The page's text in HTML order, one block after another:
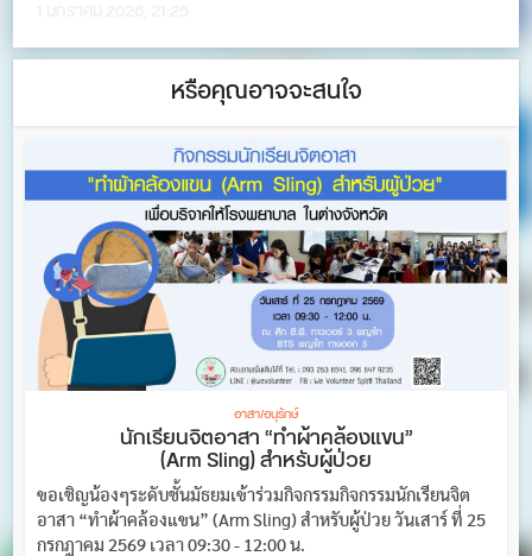
หรือคุณอาจจะสนใจ
อาสา/อนุรักษ์
นักเรียนจิตอาสา “ทำผ้าคล้องแขน”
(Arm Sling) สำหรับผู้ป่วย
ขอเชิญน้องๆระดับชั้นมัธยมเข้าร่วมกิจกรรมกิจกรรมนักเรียนจิต
อาสา “ทำผ้าคล้องแขน” (Arm Sling) สำหรับผู้ป่วย วันเสาร์ ที่ 25
กรกฎาคม 2569 เวลา 09:30 - 12:00 น.